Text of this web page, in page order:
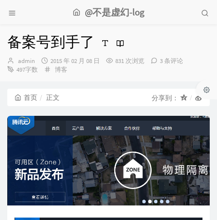
@不是虚幻-log
备案号到手了
博
主：
admin
发
布
2015 年 02 月 08 日 831 次浏览
3 条评论
497字数
分
博客
首页 正文 分享到：